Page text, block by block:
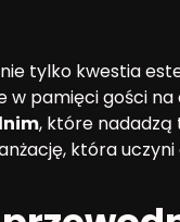
tylko kwestia
pamięci gości na
, które nadadzą
która